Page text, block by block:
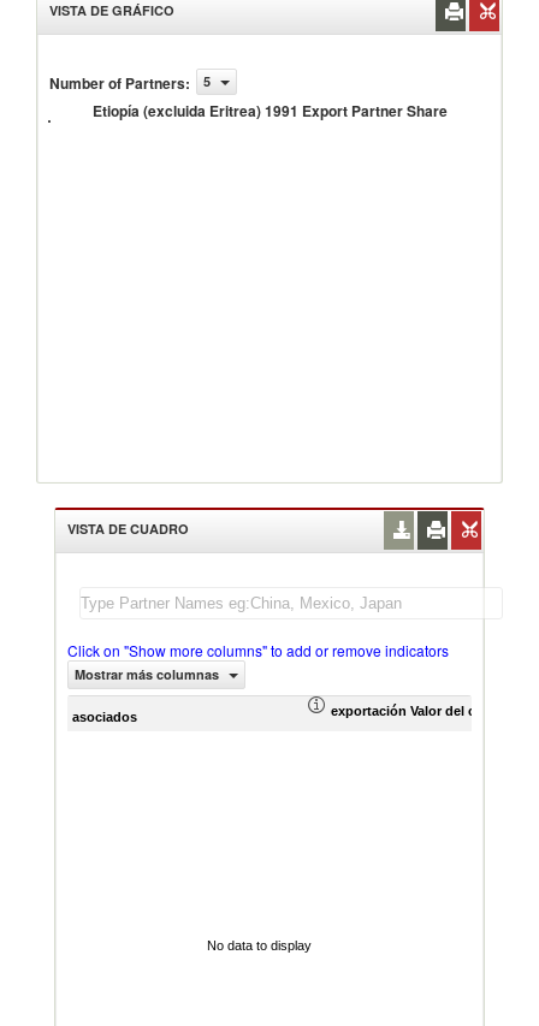
VISTA DE GRÁFICO
Number of Partners: 5
Etiopía (excluida Eritrea) 1991 Export Partner Share
(excluida
1991
VISTA DE CUADRO
Click on "Show more columns" to add or remove indicators
Mostrar más columnas
asociados exportación Valor del comercio
No data to display